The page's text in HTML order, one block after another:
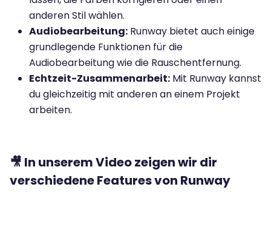
anderen Stil wählen.
Audiobearbeitung: Runway bietet auch einige
grundlegende Funktionen für die
Audiobearbeitung wie die Rauschentfernung.
Echtzeit-Zusammenarbeit: Mit Runway kannst
du gleichzeitig mit anderen an einem Projekt
arbeiten.
🎥 In unserem Video zeigen wir dir
verschiedene Features von Runway